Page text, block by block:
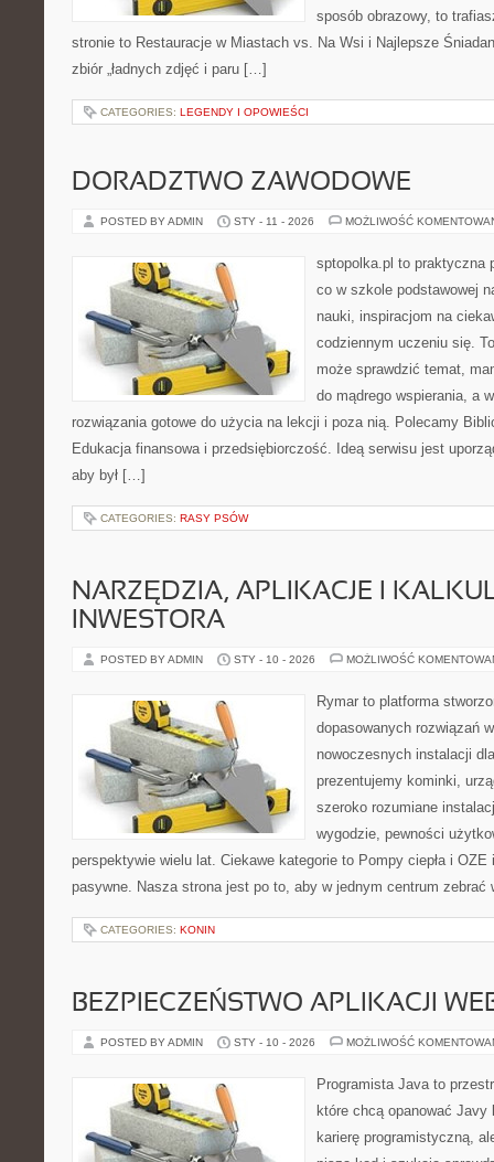
sposób obrazowy, to
stronie to Restauracje w Miastach vs. Na Wsi i Najlepsze
zbiór „ładnych zdjęć i paru […]
CATEGORIES: LEGENDY I OPOWIEŚCI
DORADZTWO ZAWODOWE
POSTED BY ADMIN STY - 11 - 2026 MOŻLIWOŚĆ
sptopolka.pl to praktyczna
co w szkole podstawowej
nauki, inspiracjom na
codziennym uczeniu się.
może sprawdzić temat,
do mądrego wspierania, a
rozwiązania gotowe do użycia na lekcji i poza nią. Polecamy
Edukacja finansowa i przedsiębiorczość. Ideą serwisu jest
aby był […]
CATEGORIES: RASY PSÓW
NARZĘDZIA, APLIKACJE I
INWESTORA
POSTED BY ADMIN STY - 10 - 2026 MOŻLIWOŚĆ
Rymar to platforma
dopasowanych rozwiązań
nowoczesnych instalacji
prezentujemy kominki,
szeroko rozumiane
wygodzie, pewności
perspektywie wielu lat. Ciekawe kategorie to Pompy ciepła i
pasywne. Nasza strona jest po to, aby w jednym centrum
CATEGORIES: KONIN
BEZPIECZEŃSTWO APLIKACJI
POSTED BY ADMIN STY - 10 - 2026 MOŻLIWOŚĆ
Programista Java to
które chcą opanować
karierę programistyczną,